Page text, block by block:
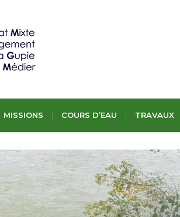
MISSIONS COURS D’EAU TRAVAUX